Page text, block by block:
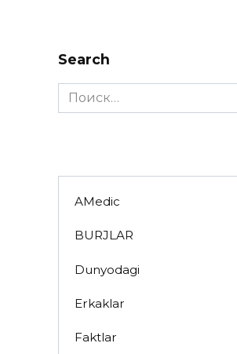
Search
Search
for:
AMedic
BURJLAR
Dunyodagi
Erkaklar
Faktlar